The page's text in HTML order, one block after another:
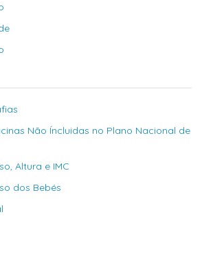
Não Íncluidas no Plano Nacional de
Altura e IMC
dos Bebés